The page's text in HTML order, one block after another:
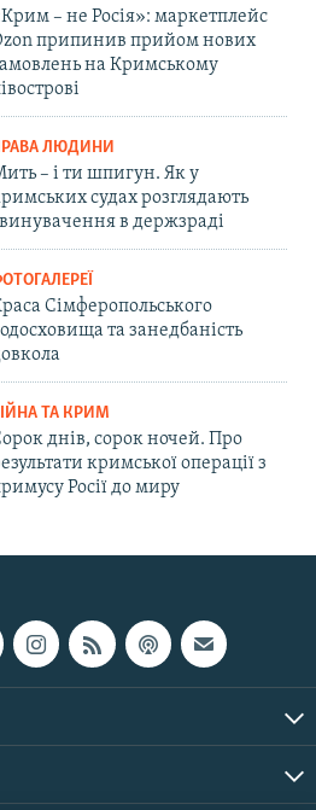
– не Росія»: маркетплейс
припинив прийом нових
на Кримському
ЛЮДИНИ
– і ти шпигун. Як у
судах розглядають
в держзраді
Сімферопольського
та занедбаність
ТА КРИМ
днів, сорок ночей. Про
кримської операції з
Росії до миру